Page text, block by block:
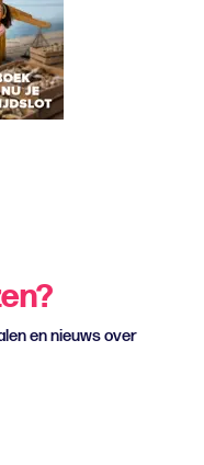
en nieuws over